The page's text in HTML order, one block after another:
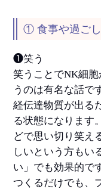
① 食事や過ご
❶笑う
笑うことでNK細
うのは有名な話で
経伝達物質が出る
る状態になります
どで思い切り笑え
しいという方もい
い」でも効果的で
つくるだけでも、